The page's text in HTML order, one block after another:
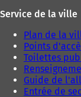
Service de la ville
Plan de la
Points
Toilettes
Guide de
Entrée de